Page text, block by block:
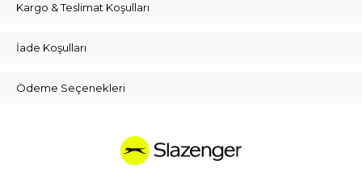
Kargo & Teslimat Koşulları
İade Koşulları
Ödeme Seçenekleri